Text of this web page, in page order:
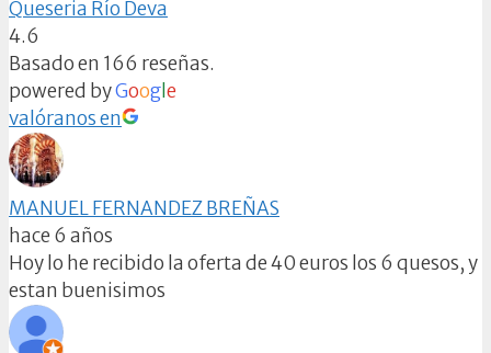
Queseria Río Deva
4.6
Basado en 166 reseñas.
powered byGoog e
valóranos en
MANUEL FERNANDEZ BREÑAS
hace 6 años
Hoy lo he recibido la oferta de 40 euros los 6 quesos, y
estan buenisimos